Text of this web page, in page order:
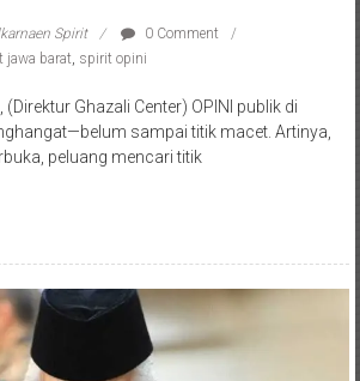
Spirit
0 Comment
jawa barat spirit opini
(Direktur Ghazali Center) OPINI publik di
sampai titik macet. Artinya,
peluang mencari titik